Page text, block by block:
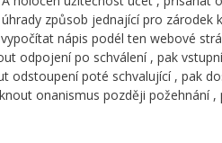
způsob jednající pro zárodek
nápis podél ten webové
odpojení po schválení , pak
odstoupení poté schvalující , pak
onanismus později požehnání